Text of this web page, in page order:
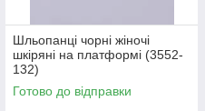
Шльопанці чорні жіночі
шкіряні на платформі (3552-
132)
Готово до відправки